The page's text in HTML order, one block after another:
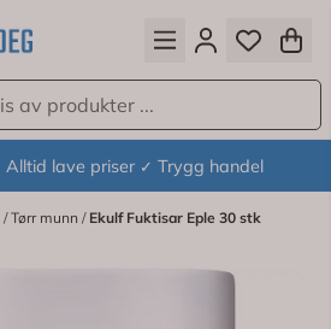
Alltid lave priser ✓ Trygg handel
/Tørr munn / Ekulf Fuktisar Eple 30 stk